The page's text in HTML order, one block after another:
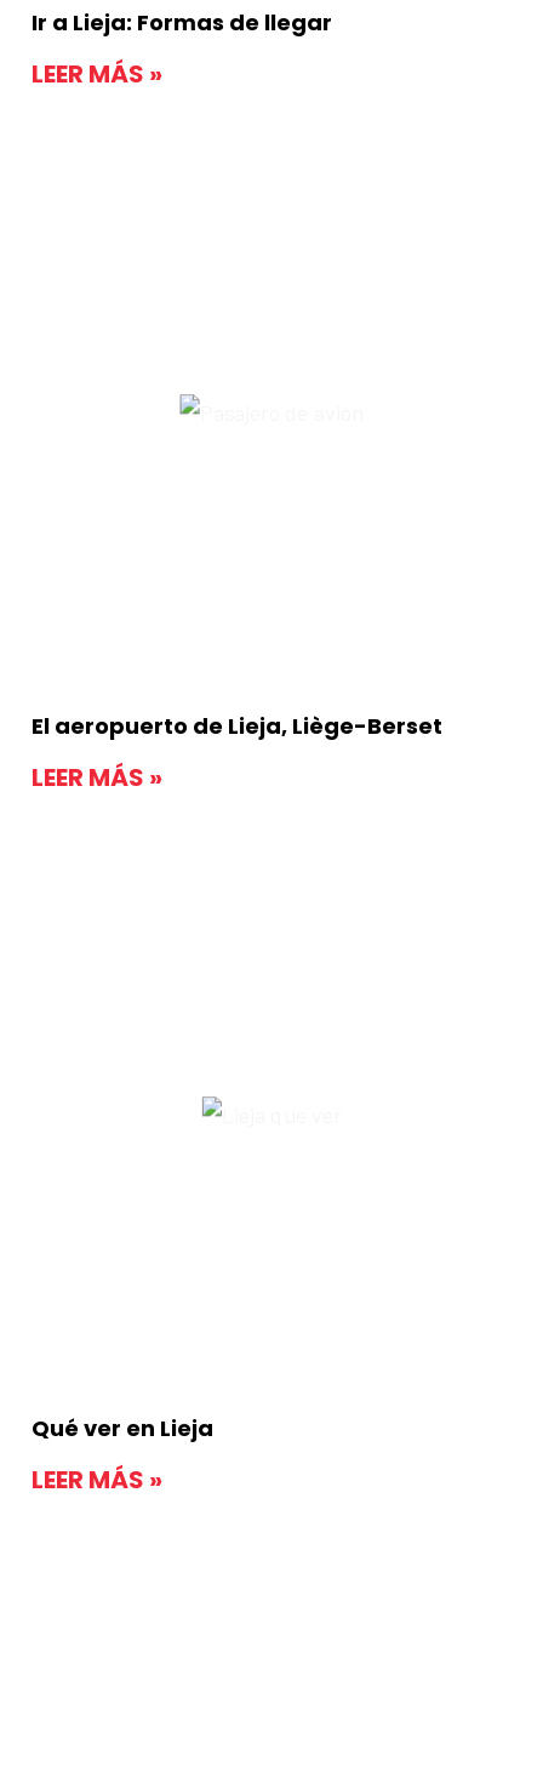
Ir a Lieja: Formas de llegar
LEER MÁS »
El aeropuerto de Lieja, Liège-Berset
LEER MÁS »
Qué ver en Lieja
LEER MÁS »